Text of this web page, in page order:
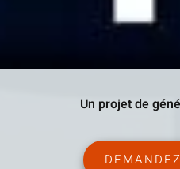
Un projet de